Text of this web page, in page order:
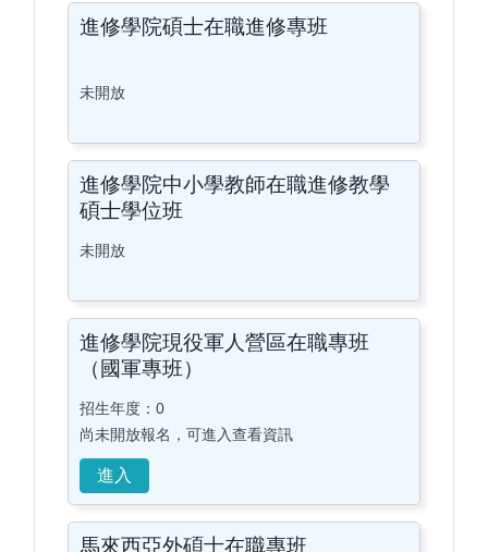
進修學院碩士在職進修專班
未開放
進修學院中小學教師在職進修教學
碩士學位班
未開放
進修學院現役軍人營區在職專班
（國軍專班）
招生年度：0
尚未開放報名，可進入查看資訊
馬來西亞外碩士在職專班